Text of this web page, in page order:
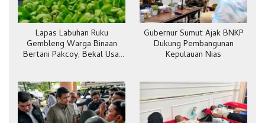
Lapas Labuhan Ruku
Gembleng Warga Binaan
Bertani Pakcoy, Bekal Usai
Gubernur Sumut Ajak BNKP
Dukung Pembangunan
Kepulauan Nias